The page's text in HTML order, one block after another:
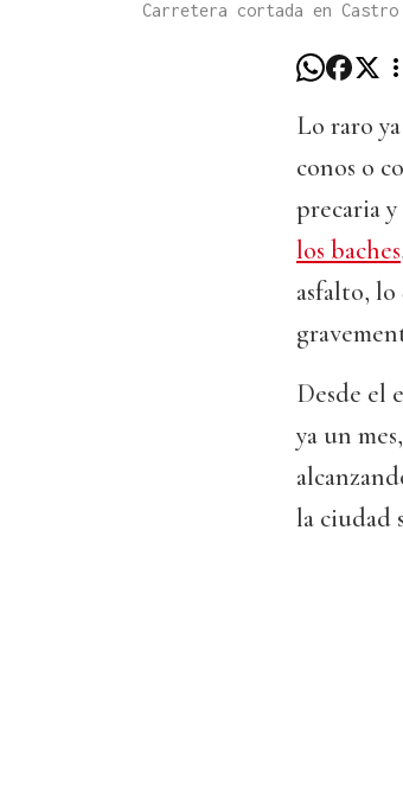
Carretera cortada en
Lo raro
conos o
precaria y
los baches
asfalto, lo
Desde el
ya un
la ciudad